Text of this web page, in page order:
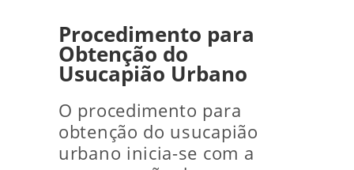
Procedimento para
Obtenção do
Usucapião Urbano
O procedimento para
obtenção do usucapião
urbano inicia-se com a